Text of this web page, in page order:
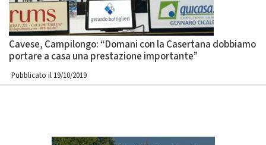
Cavese, Campilongo: “Domani con la Casertana dobbiamo
portare a casa una prestazione importante”
Pubblicato il 19/10/2019